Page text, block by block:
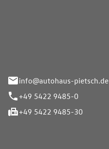
info@autohaus-pietsch.de
+49 5422 9485-0
+49 5422 9485-30